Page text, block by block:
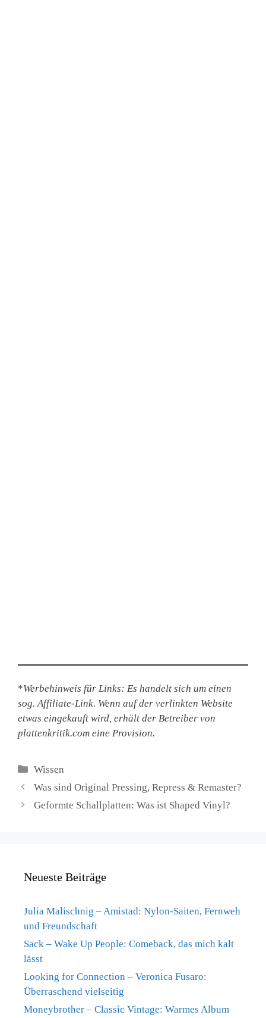
*Werbehinweis für Links: Es handelt sich um einen
sog. Affiliate-Link. Wenn auf der verlinkten Website
etwas eingekauft wird, erhält der Betreiber von
plattenkritik.com eine Provision.
Kategorien
Wissen
Was sind Original Pressing, Repress & Remaster?
Geformte Schallplatten: Was ist Shaped Vinyl?
Neueste Beiträge
Julia Malischnig – Amistad: Nylon-Saiten, Fernweh
und Freundschaft
Sack – Wake Up People: Comeback, das mich kalt
lässt
Looking for Connection – Veronica Fusaro:
Überraschend vielseitig
Moneybrother – Classic Vintage: Warmes Album